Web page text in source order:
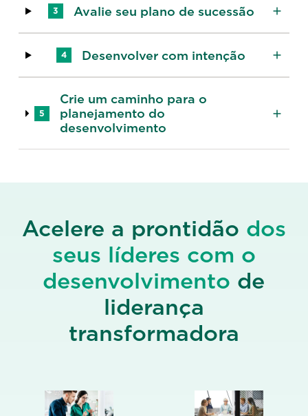
3 Avalie seu plano de sucessão
4 Desenvolver com intenção
5
Crie um caminho para o
planejamento do
desenvolvimento
Acelere a prontidão dos
seus líderes com o
desenvolvimento de
liderança
transformadora